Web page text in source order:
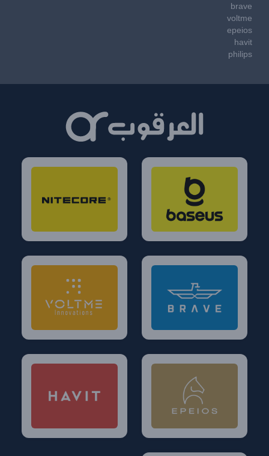
brave
voltme
epeios
havit
philips